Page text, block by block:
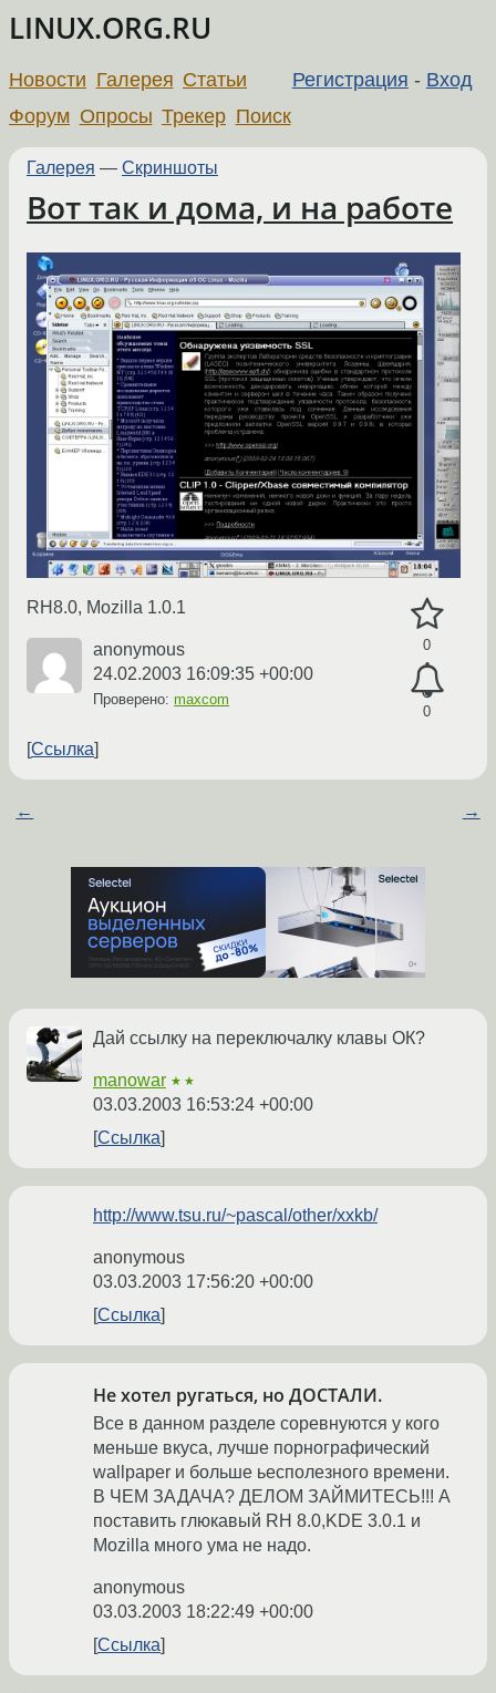
LINUX.ORG.RU
Регистрация - Вход
Новости Галерея Статьи
Форум Опросы Трекер Поиск
Галерея — Скриншоты
Вот так и дома, и на работе
0
0
RH8.0, Mozilla 1.0.1
anonymous
24.02.2003 16:09:35 +00:00
Проверено: maxcom
Ссылка
← →
Дай ссылку на переключалку клавы ОК?
manowar ★★
03.03.2003 16:53:24 +00:00
Ссылка
http://www.tsu.ru/~pascal/other/xxkb/
anonymous
03.03.2003 17:56:20 +00:00
Ссылка
Не хотел ругаться, но ДОСТАЛИ.
Все в данном разделе соревнуются у кого
меньше вкуса, лучше порнографический
wallpaper и больше ьесполезного времени.
В ЧЕМ ЗАДАЧА? ДЕЛОМ ЗАЙМИТЕСЬ!!! А
поставить глюкавый RH 8.0,KDE 3.0.1 и
Mozilla много ума не надо.
anonymous
03.03.2003 18:22:49 +00:00
Ссылка